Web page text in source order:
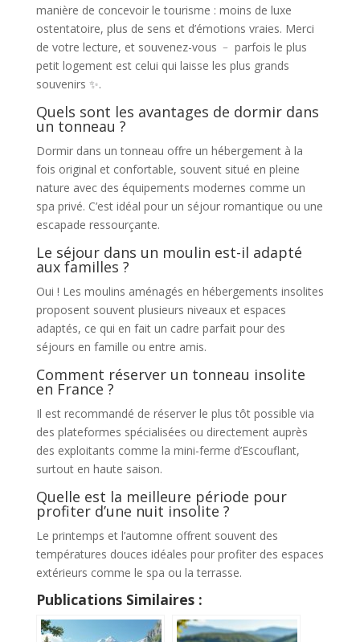
manière de concevoir le tourisme : moins de luxe
ostentatoire, plus de sens et d’émotions vraies. Merci
de votre lecture, et souvenez-vous ﹣ parfois le plus
petit logement est celui qui laisse les plus grands
souvenirs ✨.
Quels sont les avantages de dormir dans
un tonneau ?
Dormir dans un tonneau offre un hébergement à la
fois original et confortable, souvent situé en pleine
nature avec des équipements modernes comme un
spa privé. C’est idéal pour un séjour romantique ou une
escapade ressourçante.
Le séjour dans un moulin est-il adapté
aux familles ?
Oui ! Les moulins aménagés en hébergements insolites
proposent souvent plusieurs niveaux et espaces
adaptés, ce qui en fait un cadre parfait pour des
séjours en famille ou entre amis.
Comment réserver un tonneau insolite
en France ?
Il est recommandé de réserver le plus tôt possible via
des plateformes spécialisées ou directement auprès
des exploitants comme la mini-ferme d’Escouflant,
surtout en haute saison.
Quelle est la meilleure période pour
profiter d’une nuit insolite ?
Le printemps et l’automne offrent souvent des
températures douces idéales pour profiter des espaces
extérieurs comme le spa ou la terrasse.
Publications Similaires :